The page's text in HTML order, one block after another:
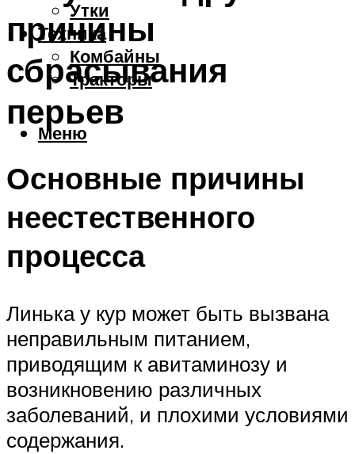
Утки
Техника
Комбайны
Тракторы
Меню
причины
сбрасывания
перьев
Основные причины
неестественного
процесса
Линька у кур может быть вызвана
неправильным питанием,
приводящим к авитаминозу и
возникновению различных
заболеваний, и плохими условиями
содержания.